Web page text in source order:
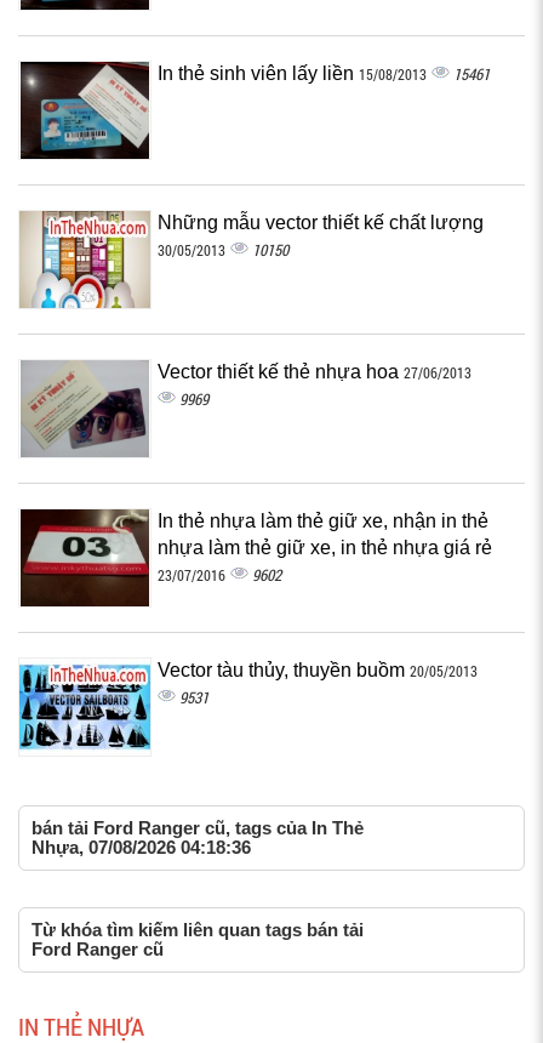
In thẻ sinh viên lấy liền 15/08/2013 15461
Những mẫu vector thiết kế chất lượng
30/05/2013 10150
Vector thiết kế thẻ nhựa hoa 27/06/2013
9969
In thẻ nhựa làm thẻ giữ xe, nhận in thẻ
nhựa làm thẻ giữ xe, in thẻ nhựa giá rẻ
23/07/2016 9602
Vector tàu thủy, thuyền buồm 20/05/2013
9531
bán tải Ford Ranger cũ, tags của In Thẻ
Nhựa, 07/08/2026 04:18:36
Từ khóa tìm kiếm liên quan tags bán tải
Ford Ranger cũ
IN THẺ NHỰA